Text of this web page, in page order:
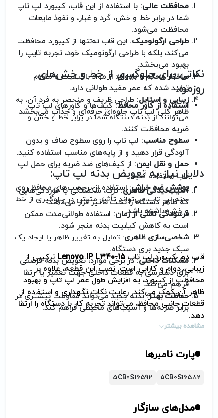
محافظت عالی: با استفاده از این قاب، کیبورد لپ تاپ
شما در برابر خط و خش، گرد و غبار، و نفوذ مایعات
محافظت می‌شود.
طراحی ارگونومیک: این قاب نه‌تنها از کیبورد محافظت
می‌کند، بلکه با طراحی ارگونومیک خود، تجربه تایپ را
بهبود می‌بخشد.
ساختار محکم و بادوام: از مواد باکیفیت و مقاوم
تولید شده که عمر مفید طولانی دارد.
زیبایی و استایل: طراحی ظریف و منحصر به فرد آن، به
ظاهر کلی لپ تاپ جلوه‌ای حرفه‌ای و جذاب می‌بخشد.
نکاتی برای جلوگیری از خط و خش‌های
روزمره:
استفاده از کاور محافظ: کیف‌ها و کاورهای لپ تاپ
می‌توانند از بدنه دستگاه شما در برابر خط و خش و
ضربه محافظت کنند.
سطوح مناسب: لپ تاپ را روی سطوح صاف و بدون
آلودگی قرار دهید و از پایه‌های مناسب استفاده کنید.
حمل و نقل ایمن: از کیف‌های ضد ضربه برای حمل لپ
تاپ استفاده کنید.
پوشش ضد خراش: استفاده از برچسب‌های محافظ روی
بدنه لپ تاپ می‌تواند تأثیر مثبتی در جلوگیری از خط
و خش داشته باشد.
دلایل نیاز به تعویض بدنه لپ تاپ:
آسیب‌دیدگی ظاهری: ترک، شکستگی یا خوردگی‌هایی
که ظاهر دستگاه را تحت تأثیر قرار می‌دهند.
فرسودگی ناشی از زمان: استفاده طولانی‌مدت ممکن
است به کاهش کیفیت بدنه منجر شود.
شخصی‌سازی ظاهری: تمایل به تغییر ظاهر یا ایجاد یک
سبک جدید برای دستگاه.
مشکلات داخلی: در برخی موارد، تعویض بدنه فرصتی
برای دسترسی به قطعات داخلی جهت تعمیر یا ارتقا
فراهم می‌کند.
حفاظت بهتر: بدنه جدید می‌تواند مقاومت بیشتری در
برابر ضربه‌ها و آسیب‌های محیطی فراهم کند.
قاب دور کیبورد لپ تاپ Lenovo IP L340-15 ترکیبی از
زیبایی، دوام و کارایی است. نصب این قطعه، علاوه بر
محافظت از کیبورد، به افزایش طول عمر لپ تاپ و بهبود
ظاهر آن کمک می‌کند. رعایت نکات نگهداری و استفاده از
قطعات جانبی محافظ، می‌تواند تجربه کار با دستگاه را ارتقا
دهد.
مشاهده بیشتر
پارت نامبرها
5CB0S16582
5CB0S16592
مدل‌های سازگار